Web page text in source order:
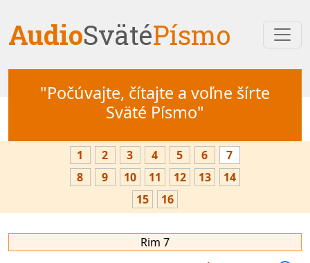
AudioSvätéPísmo
"Počúvajte, čítajte a voľne šírte
Sväté Písmo"
1 2 3 4 5 6
7
8
9 10 11 12 13
14
15
16
Rim 7